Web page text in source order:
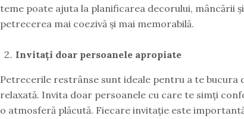
teme poate ajuta la planificarea decorului, mâncării
petrecerea mai coezivă și mai memorabilă.
Invitați doar persoanele apropiate
Petrecerile restrânse sunt ideale pentru a te bucura
relaxată. Invita doar persoanele cu care te simți
o atmosferă plăcută. Fiecare invitație este